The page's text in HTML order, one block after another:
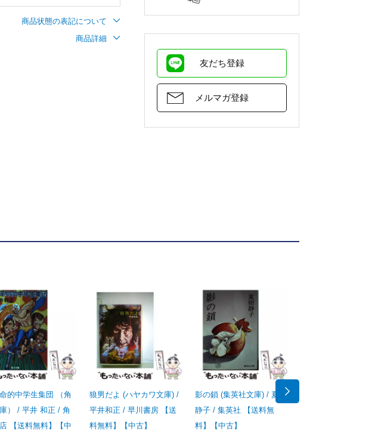
友だち登録
メルマガ登録
商品状態の表記について
商品詳細
的中学生集団 （角
） / 平井 和正 / 角
【送料無料】【中
狼男だよ (ハヤカワ文庫) /
平井和正 / 早川書房 【送
料無料】【中古】
影の鎖 (集英社文庫) / 夏樹
静子 / 集英社 【送料無
料】【中古】